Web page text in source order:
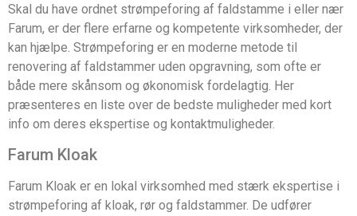
Skal du have ordnet strømpeforing af faldstamme i eller nær
Farum, er der flere erfarne og kompetente virksomheder, der
kan hjælpe. Strømpeforing er en moderne metode til
renovering af faldstammer uden opgravning, som ofte er
både mere skånsom og økonomisk fordelagtig. Her
præsenteres en liste over de bedste muligheder med kort
info om deres ekspertise og kontaktmuligheder.
Farum Kloak
Farum Kloak er en lokal virksomhed med stærk ekspertise i
strømpeforing af kloak, rør og faldstammer. De udfører